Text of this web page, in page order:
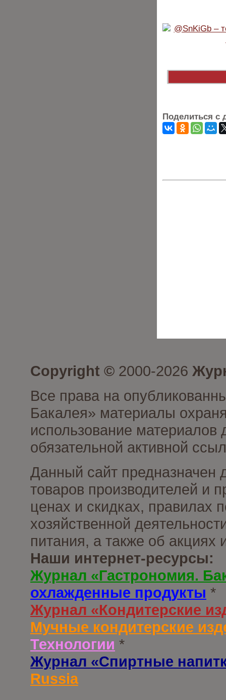
Поделиться с
Copyright © 2000-2026
Все права на
Бакалея» материалы
использование материалов
обязательной активной
Данный сайт предназначен
товаров производителей и
ценах и скидках, правилах
хозяйственной
питания, а также об
Наши интернет-ресурсы:
Журнал «Гастрономия.
охлажденные продукты *
Журнал «Кондитерские
Мучные кондитерские
Технологии *
Журнал «Спиртные
Russia